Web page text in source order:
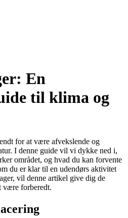
En
til klima og
for at være afvekslende og
I denne guide vil vi dykke ned i,
området, og hvad du kan forvente
du er klar til en udendørs aktivitet
vil denne artikel give dig de
være forberedt.